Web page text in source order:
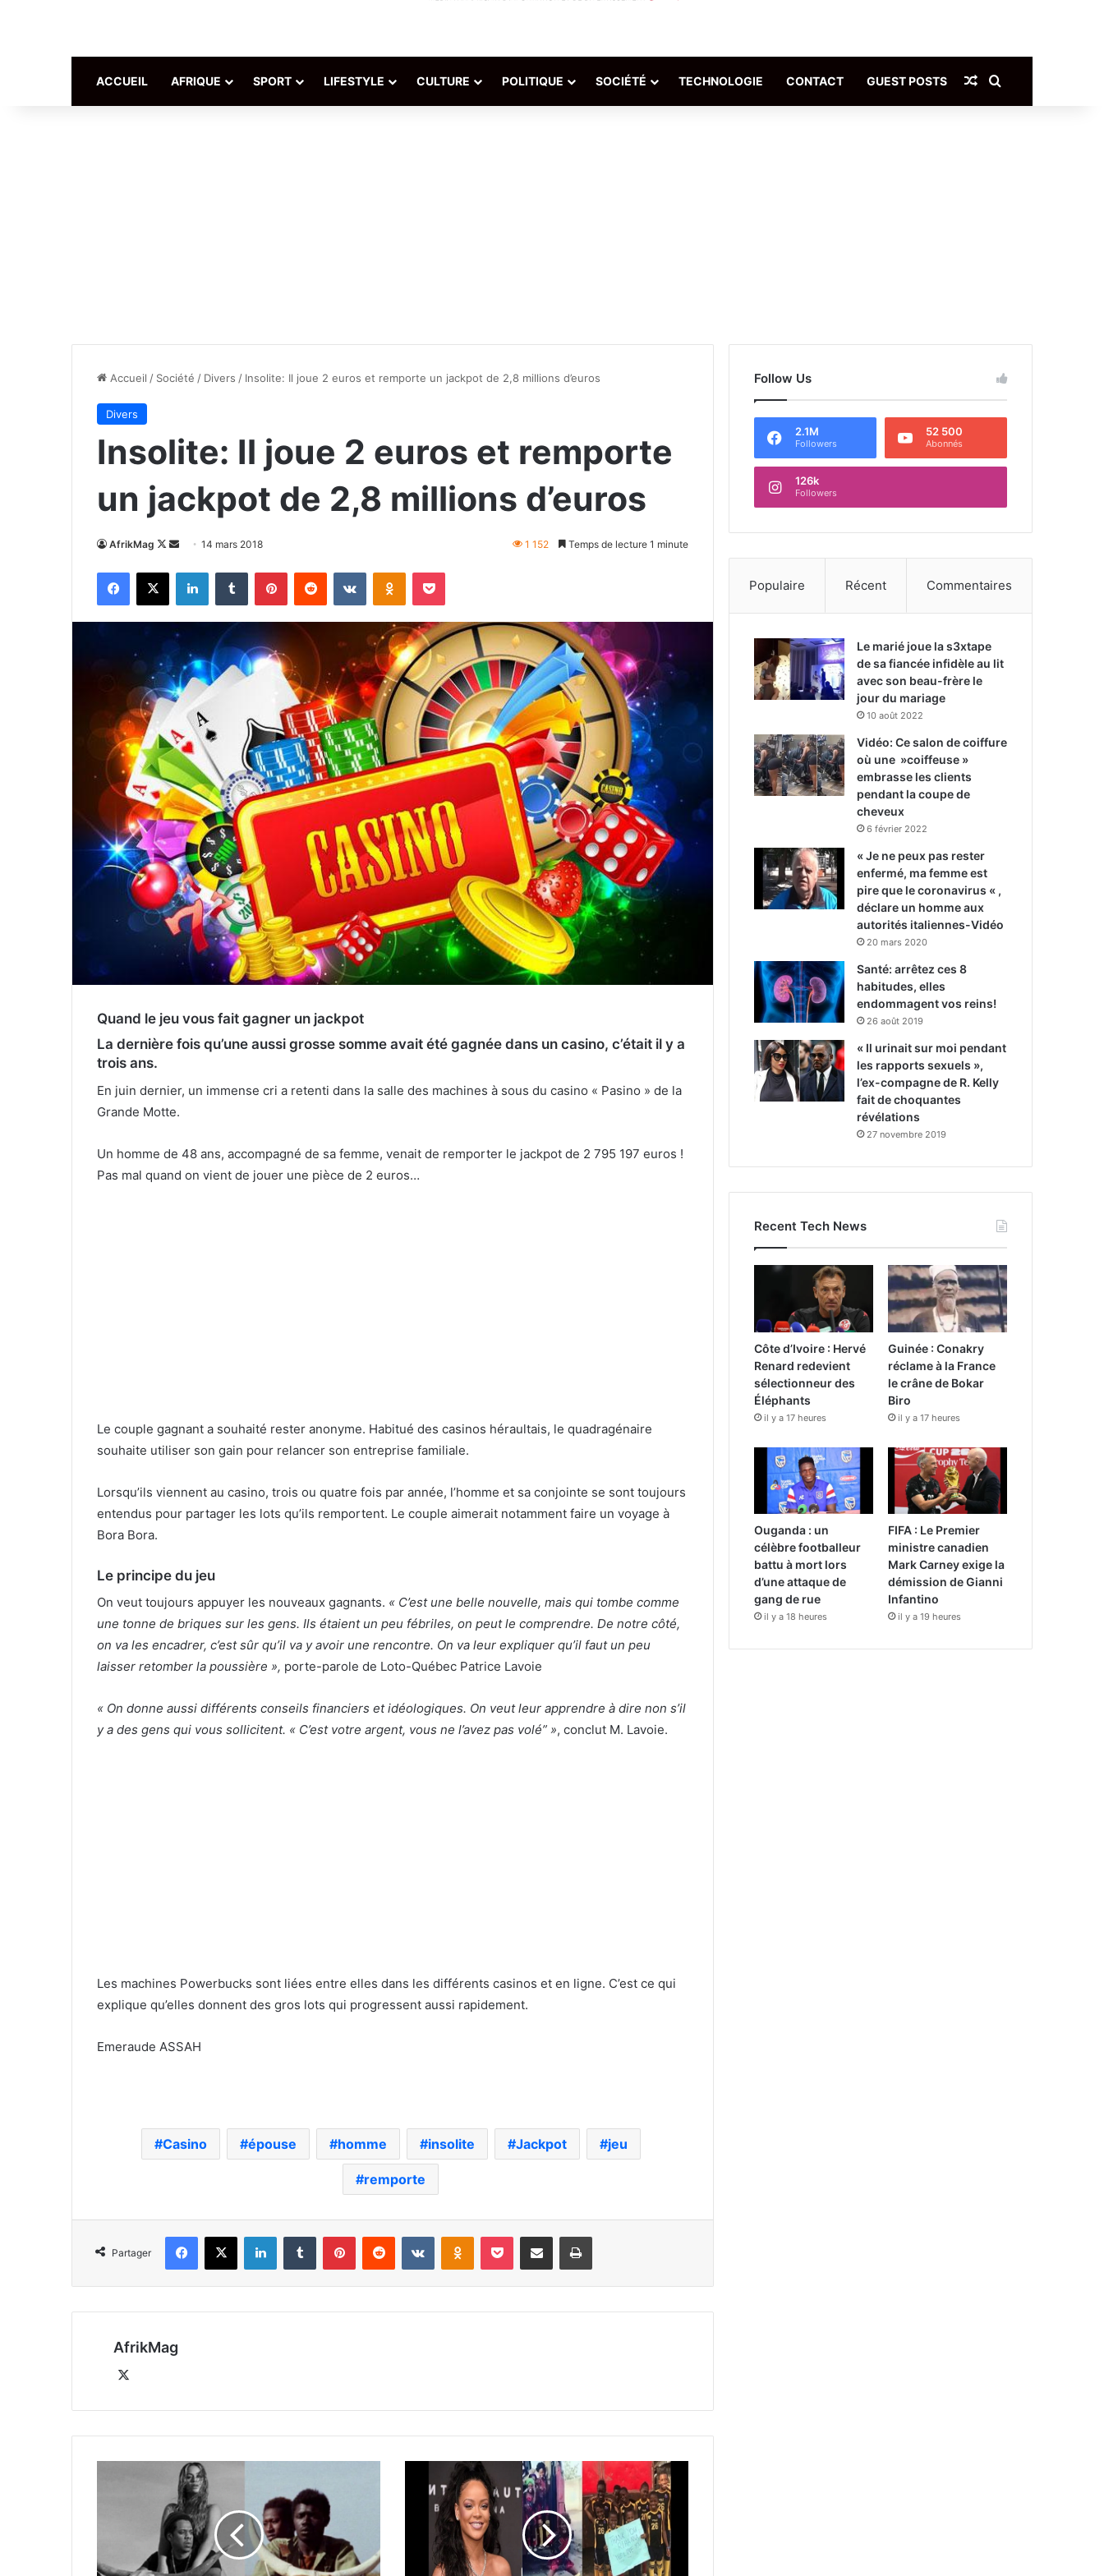
ACCUEIL AFRIQUE SPORT LIFESTYLE CULTURE POLITIQUE SOCIÉTÉ TECHNOLOGIE CONTACT GUEST POSTS Article Aléatoire
Accueil / Société / Divers / Insolite: Il joue 2 euros et remporte un jackpot de 2,8 millions d’euros
Divers
Insolite: Il joue 2 euros et remporte
un jackpot de 2,8 millions d’euros
AfrikMag
Follow
Envoyer
courriel
14 mars 2018 1 152 Temps de lecture 1 minute
Facebook
X LinkedinTumblr PinterestReddit VKontakteOdnoklassniki
Pocket
Quand le jeu vous fait gagner un jackpot
La dernière fois qu’une aussi grosse somme avait été gagnée dans un casino, c’était il y a
trois ans.
En juin dernier, un immense cri a retenti dans la salle des machines à sous du casino « Pasino » de la
Grande Motte.
Un homme de 48 ans, accompagné de sa femme, venait de remporter le jackpot de 2 795 197 euros !
Pas mal quand on vient de jouer une pièce de 2 euros…
Le couple gagnant a souhaité rester anonyme. Habitué des casinos héraultais, le quadragénaire
souhaite utiliser son gain pour relancer son entreprise familiale.
Lorsqu’ils viennent au casino, trois ou quatre fois par année, l’homme et sa conjointe se sont toujours
entendus pour partager les lots qu’ils remportent. Le couple aimerait notamment faire un voyage à
Bora Bora.
Le principe du jeu
On veut toujours appuyer les nouveaux gagnants. « C’est une belle nouvelle, mais qui tombe comme
une tonne de briques sur les gens. Ils étaient un peu fébriles, on peut le comprendre. De notre côté,
on va les encadrer, c’est sûr qu’il va y avoir une rencontre. On va leur expliquer qu’il faut un peu
laisser retomber la poussière », porte-parole de Loto-Québec Patrice Lavoie
« On donne aussi différents conseils financiers et idéologiques. On veut leur apprendre à dire non s’il
y a des gens qui vous sollicitent. « C’est votre argent, vous ne l’avez pas volé” », conclut M. Lavoie.
Les machines Powerbucks sont liées entre elles dans les différents casinos et en ligne. C’est ce qui
explique qu’elles donnent des gros lots qui progressent aussi rapidement.
Emeraude ASSAH
Casino épouse homme insolite Jackpot jeu
remporte
Partager
Facebook
X LinkedinTumblr PinterestReddit VKontakteOdnoklassniki
Pocket Partager par email Imprimer
AfrikMag
Follow Us
2.1M
Followers
52 500
Abonnés
126k
Followers
Populaire Récent Commentaires
Le marié joue la s3xtape
de sa fiancée infidèle au lit
avec son beau-frère le
jour du mariage
10 août 2022
Vidéo: Ce salon de coiffure
où une »coiffeuse »
embrasse les clients
pendant la coupe de
cheveux
6 février 2022
« Je ne peux pas rester
enfermé, ma femme est
pire que le coronavirus « ,
déclare un homme aux
autorités italiennes-Vidéo
20 mars 2020
Santé: arrêtez ces 8
habitudes, elles
endommagent vos reins!
26 août 2019
« Il urinait sur moi pendant
les rapports sexuels »,
l’ex-compagne de R. Kelly
fait de choquantes
révélations
27 novembre 2019
Recent Tech News
Côte d’Ivoire : Hervé
Renard redevient
sélectionneur des
Éléphants
il y a 17 heures
Guinée : Conakry
réclame à la France
le crâne de Bokar
Biro
il y a 17 heures
Ouganda : un
célèbre footballeur
battu à mort lors
d’une attaque de
gang de rue
il y a 18 heures
FIFA : Le Premier
ministre canadien
Mark Carney exige la
démission de Gianni
Infantino
il y a 19 heures